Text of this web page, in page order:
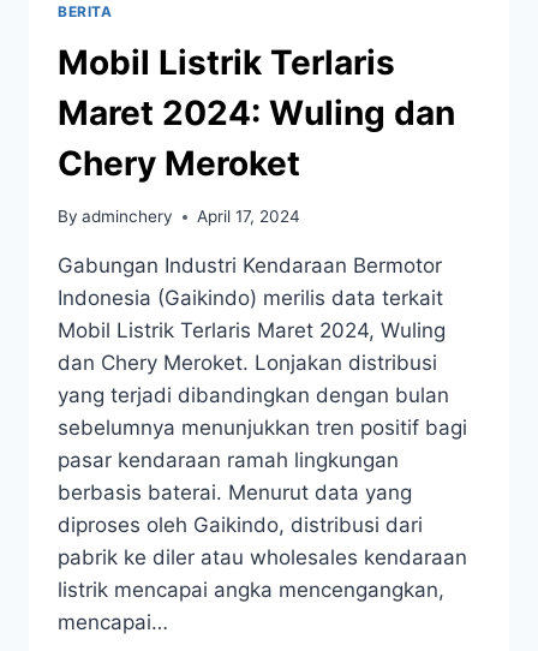
BERITA
Mobil Listrik Terlaris
Maret 2024: Wuling dan
Chery Meroket
By adminchery April 17, 2024
Gabungan Industri Kendaraan Bermotor
Indonesia (Gaikindo) merilis data terkait
Mobil Listrik Terlaris Maret 2024, Wuling
dan Chery Meroket. Lonjakan distribusi
yang terjadi dibandingkan dengan bulan
sebelumnya menunjukkan tren positif bagi
pasar kendaraan ramah lingkungan
berbasis baterai. Menurut data yang
diproses oleh Gaikindo, distribusi dari
pabrik ke diler atau wholesales kendaraan
listrik mencapai angka mencengangkan,
mencapai…